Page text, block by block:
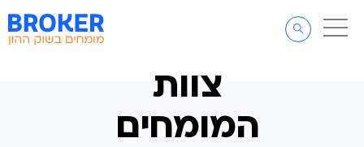
צוות
המומחים